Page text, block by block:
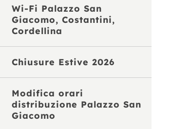
Wi-Fi Palazzo San
Giacomo, Costantini,
Cordellina
Chiusure Estive 2026
Modifica orari
distribuzione Palazzo San
Giacomo